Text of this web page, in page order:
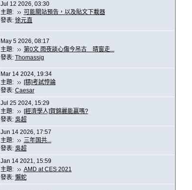
Jul 12 2026, 03:30
主題:
可能關站預告，以及貼文下載器
發表: 徐元直
May 5 2026, 08:17
主題:
第0文 雨夜談心傷今吊古 晴窗走...
發表: Thomassig
Mar 14 2024, 19:34
主題:
[精]考試悖論
發表: Caesar
Jul 25 2024, 15:29
主題:
[經濟學人]賀錦麗能贏嗎?
發表: 吳超
Jun 14 2026, 17:57
主題:
三年国共...
發表: 吳超
Jan 14 2021, 15:59
主題:
AMD at CES 2021
發表: 懶蛇